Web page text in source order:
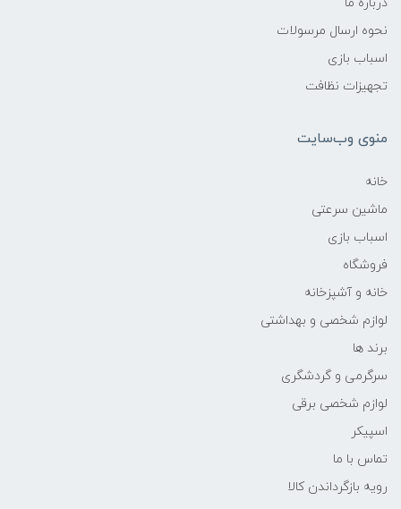
درباره ما
نحوه ارسال مرسولات
اسباب بازی
تجهیزات نظافت
منوی وب‌سایت
خانه
ماشین سرعتی
اسباب بازی
فروشگاه
خانه و آشپزخانه
لوازم شخصی و بهداشتی
برند ها
سرگرمی و گردشگری
لوازم شخصی برقی
اسپیکر
تماس با ما
رویه بازگرداندن کالا